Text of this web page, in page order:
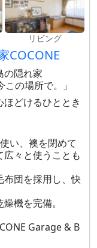
リビング
COCONE
の隠れ家
の場所で。」
どけるひととき
い、襖を閉めて
々と使うことも
布団を採用し、快
機を完備。
Garage & B